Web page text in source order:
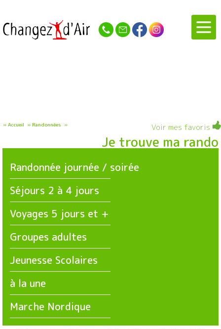
» Accueil » Randonnées » Voir mes favoris
Je trouve ma rando
Randonnée journée / soirée
Séjours 2 à 4 jours
Voyages 5 jours et +
Groupes adultes
Jeunesse Scolaires
à la une
Marche Nordique